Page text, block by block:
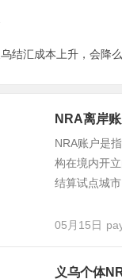
结汇成本上升，会降
NRA离岸
NRA账户是
构在境内开
结算试点城
05月15日
义乌个体